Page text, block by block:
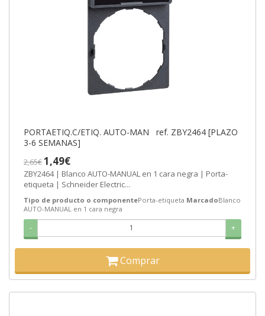
PORTAETIQ.C/ETIQ. AUTO-MAN ref. ZBY2464 [PLAZO
3-6 SEMANAS]
2,65€1,49€
ZBY2464 | Blanco AUTO-MANUAL en 1 cara negra | Porta-
etiqueta | Schneider Electric...
Tipo de producto o componentePorta-etiqueta MarcadoBlanco
AUTO-MANUAL en 1 cara negra
- +
Comprar